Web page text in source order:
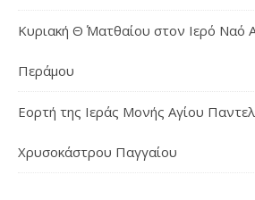
Κυριακή Θ΄ Ματθαίου στον Ιερό Ναό
Περάμου
Εορτή της Ιεράς Μονής Αγίου
Χρυσοκάστρου Παγγαίου